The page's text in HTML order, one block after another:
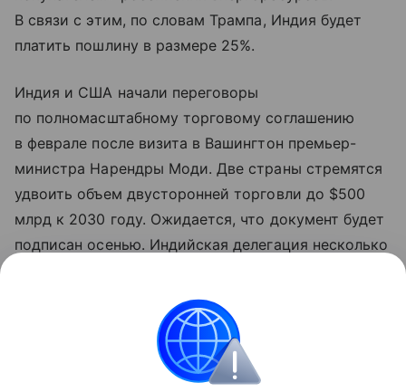
В связи с этим, по словам Трампа, Индия будет
платить пошлину в размере 25%.
Индия и США начали переговоры
по полномасштабному торговому соглашению
в феврале после визита в Вашингтон премьер-
министра Нарендры Моди. Две страны стремятся
удвоить объем двусторонней торговли до $500
млрд к 2030 году. Ожидается, что документ будет
подписан осенью. Индийская делегация несколько
переговоров по этому документу. Ожидается,
что делегация США прибудет в Нью-Дели
24 августа для участия в шестом раунде